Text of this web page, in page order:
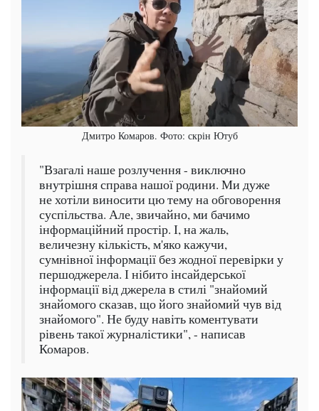
Дмитро Комаров. Фото: скрін Ютуб
"Взагалі наше розлучення - виключно
внутрішня справа нашої родини. Ми дуже
не хотіли виносити цю тему на обговорення
суспільства. Але, звичайно, ми бачимо
інформаційний простір. І, на жаль,
величезну кількість, м'яко кажучи,
сумнівної інформації без жодної перевірки у
першоджерела. І нібито інсайдерської
інформації від джерела в стилі "знайомий
знайомого сказав, що його знайомий чув від
знайомого". Не буду навіть коментувати
рівень такої журналістики", - написав
Комаров.